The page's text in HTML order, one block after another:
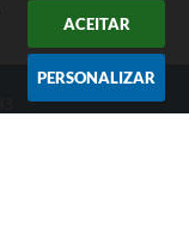
ACEITAR
PERSONALIZAR